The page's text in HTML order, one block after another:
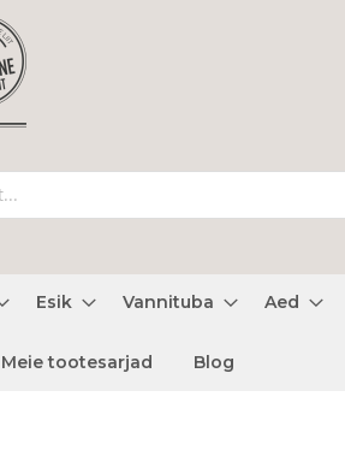
Esik Vannituba Aed
Meie tootesarjad Blog